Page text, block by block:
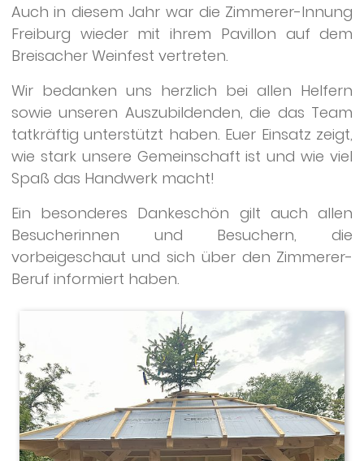
Auch in diesem Jahr war die Zimmerer-Innung
Freiburg wieder mit ihrem Pavillon auf dem
Breisacher Weinfest vertreten.
Wir bedanken uns herzlich bei allen Helfern
sowie unseren Auszubildenden, die das Team
tatkräftig unterstützt haben. Euer Einsatz zeigt,
wie stark unsere Gemeinschaft ist und wie viel
Spaß das Handwerk macht!
Ein besonderes Dankeschön gilt auch allen
Besucherinnen und Besuchern, die
vorbeigeschaut und sich über den Zimmerer-
Beruf informiert haben.